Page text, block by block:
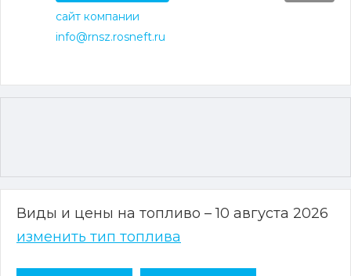
сайт компании
info@rnsz.rosneft.ru
Виды и цены на топливо – 10 августа 2026
изменить тип топлива